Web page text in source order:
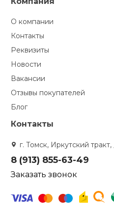
О компании
Контакты
Реквизиты
Новости
Вакансии
Отзывы покупателей
Блог
Контакты
г. Томск, Иркутский
8 (913) 855-63-49
Заказать звонок